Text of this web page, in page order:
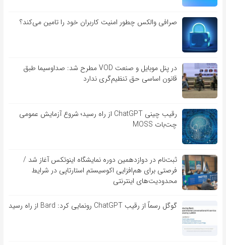
صرافی والکس چطور امنیت کاربران خود را تامین می‌کند؟
در پنل موبایل و صنعت VOD مطرح شد: صداوسیما طبق
قانون اساسی حق تنظیم‌گری ندارد
رقیب چینی ChatGPT از راه رسید؛ شروع آزمایش عمومی
چت‌بات MOSS
ثبت‌نام در دوازدهمین دوره نمایشگاه اینوتکس آغاز شد /
فرصتی برای هم‌افزایی اکوسیستم استارتاپی در شرایط
محدودیت‌های اینترنتی
گوگل رسماً از رقیب ChatGPT رونمایی کرد: Bard از راه رسید